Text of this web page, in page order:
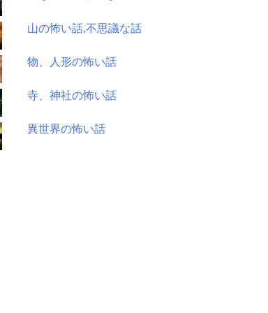
山の怖い話,不思議な話
物、人形の怖い話
寺、神社の怖い話
異世界の怖い話